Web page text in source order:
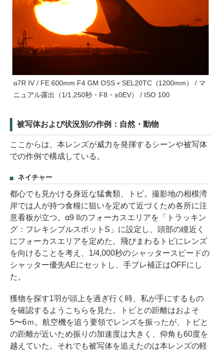
α7R IV / FE 600mm F4 GM OSS＋SEL20TC（1200mm） / マ
ニュアル露出（1/1,250秒・F8・±0EV） / ISO 100
被写体および状況別の作例：自然・動物
ここからは、本レンズが威力を発揮するシーンや被写体
での作例で構成している。
ネイチャー
都心でも見かける身近な猛禽類、トビ。撮影地の相模湾
岸では人が持つ食糧に狙いを定めて近づくため各所に注
意看板が立つ。α9 IIのフォーカスエリアを「トラッキン
グ：フレキシブルスポットS」に設定し、頭部の瞳近く
にフォーカスエリアを定めた。飛びまわるトビにレンズ
を向けることを考え、1/4,000秒のシャッタースピードの
シャッター優先AEにセットし、手ブレ補正はOFFにし
た。
獲物を探す1羽が頭上を過ぎ行く時、私が手にするもの
を確認するようこちらを見た。トビとの距離はおよそ
5〜6ｍ。航空機を追う要領でレンズを振ったが、トビと
の距離が近いため振りの加速度は大きく、仰角も60度を
越えていた。それでも被写体を追えたのは本レンズの軽